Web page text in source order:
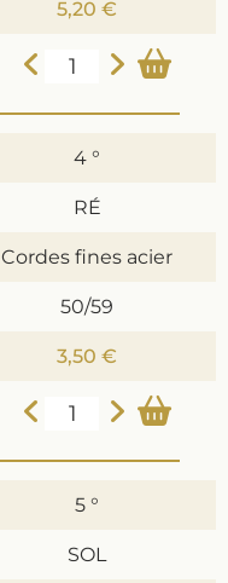
5,20 €
4 °
RÉ
Cordes fines acier
50/59
3,50 €
5 °
SOL